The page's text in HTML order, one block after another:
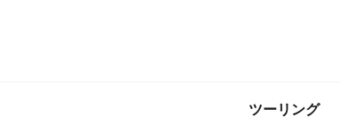
ツーリング